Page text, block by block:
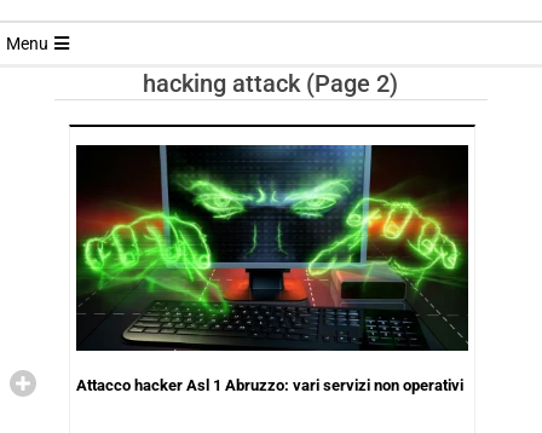
RIVISTA
TRENDS
Menu
hacking attack (Page 2)
Attacco hacker Asl 1 Abruzzo: vari servizi non operativi